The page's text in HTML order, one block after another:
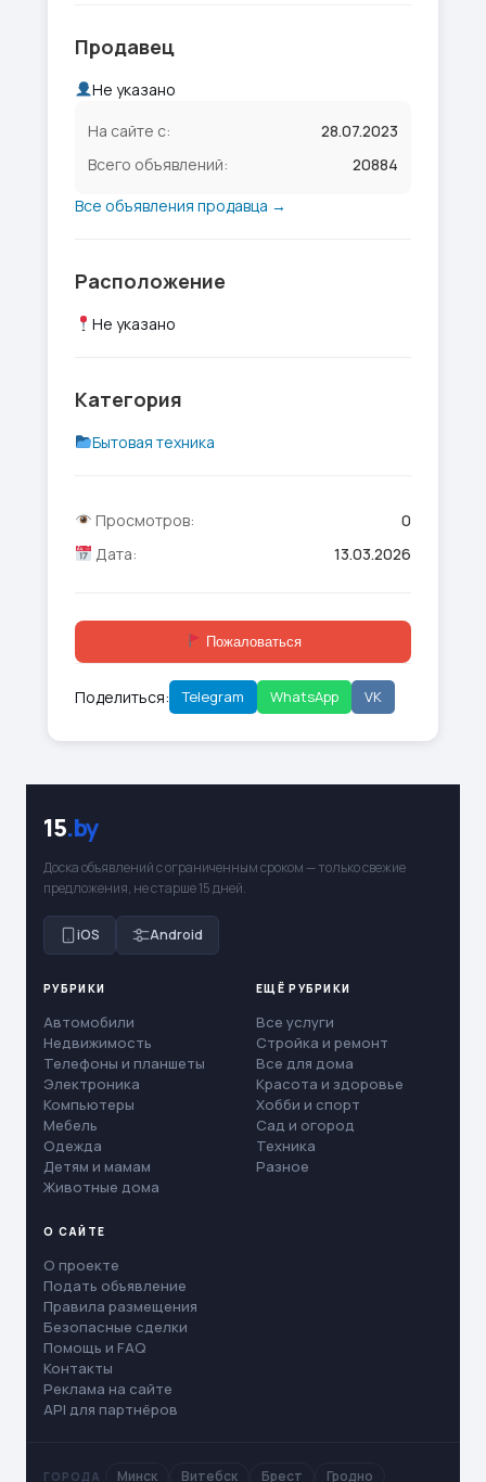
Продавец
Не указано
На сайте с:
28.07.2023
Всего объявлений:
20884
Все объявления продавца →
Расположение
Не указано
Категория
Бытовая техника
Просмотров:
0
Дата:
13.03.2026
Пожаловаться
Поделиться: Telegram WhatsApp VK
15.by
Доска объявлений с ограниченным сроком — только свежие
предложения, не старше 15 дней.
iOS Android
РУБРИКИ
Автомобили
Недвижимость
Телефоны и планшеты
Электроника
Компьютеры
Мебель
Одежда
Детям и мамам
Животные дома
ЕЩЁ РУБРИКИ
Все услуги
Стройка и ремонт
Все для дома
Красота и здоровье
Хобби и спорт
Сад и огород
Техника
Разное
О САЙТЕ
О проекте
Подать объявление
Правила размещения
Безопасные сделки
Помощь и FAQ
Контакты
Реклама на сайте
API для партнёров
ГОРОДА Минск Витебск Брест Гродно